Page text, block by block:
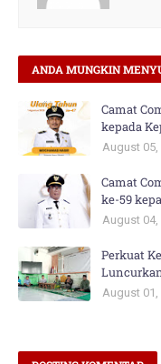
ANDA MUNGKIN
Camat
kepada
August 05,
Camat
ke-59
August 04,
Perkuat
August 01,